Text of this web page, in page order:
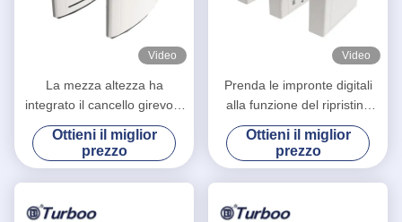
Video
La mezza altezza ha
integrato il cancello girevole
automatico della barriera
della falda con il
riconoscimento di fronte
Ottieni il miglior
prezzo
Video
Prenda le impronte digitali
alla funzione del ripristino
automatico dei sistemi di
barriera del portone/entrata
della barriera della falda
Ottieni il miglior
prezzo